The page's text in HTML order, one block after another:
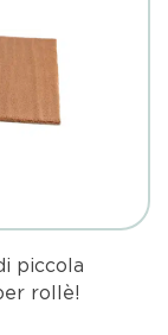
piccola
rollè!